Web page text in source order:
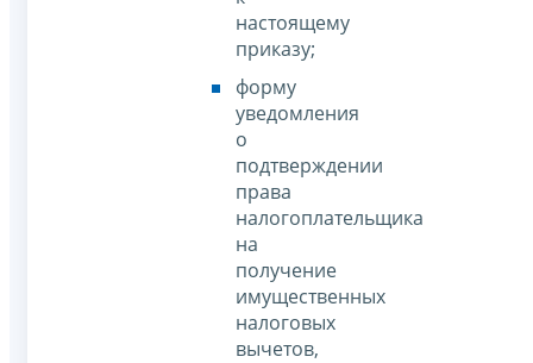
настоящему
приказу;
форму
уведомления
о
подтверждении
права
налогоплательщика
на
получение
имущественных
налоговых
вычетов,